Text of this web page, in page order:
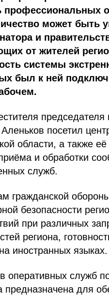
профессиональных
может быть
и
от жителей
системы
был к ней
председателя
посетил
области, а также
и обработки
служб.
гражданской
безопасности
при различных
региона,
иностранных языках.
оперативных служб
для